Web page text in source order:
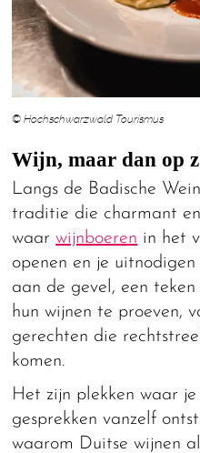
© Hochschwarzwald Tourismus
Wijn, maar dan op
Langs de Badische
traditie die charmant
waarwijnboeren in het
openen en je
aan de gevel, een
hun wijnen te proeven,
gerechten die
komen.
Het zijn plekken waar
gesprekken vanzelf
waarom Duitse wijnen